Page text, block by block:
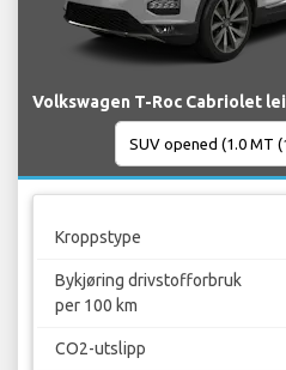
Volkswagen T-Roc Cabriolet
Kroppstype
Bykjøring drivstofforbruk
per 100 km
CO2-utslipp